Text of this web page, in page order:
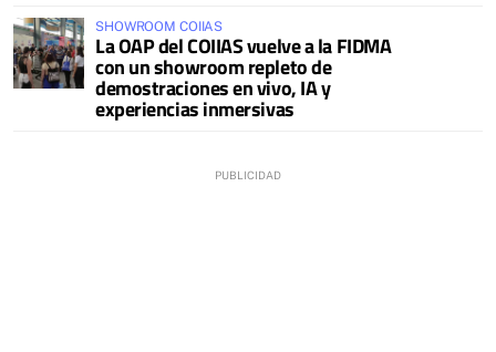
SHOWROOM COIIAS
La OAP del COIIAS vuelve a la FIDMA
con un showroom repleto de
demostraciones en vivo, IA y
experiencias inmersivas